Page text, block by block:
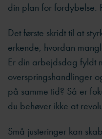
din plan for fordybelse.
Det første skridt til at
erkende, hvordan
Er din arbejdsdag fyldt
overspringshandlinger
på samme tid? Så er
du behøver ikke at
Små justeringer kan